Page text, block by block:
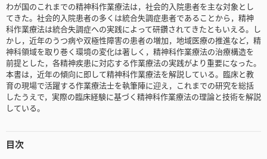
わが国のこれまでの精神科作業療法は，社会的入院患者を主な対象とし
てきた。社会的入院患者の多くは統合失調症患者であることから，精神
科作業療法は統合失調症への実践によって研鑽されてきたともいえる。し
かし，近年のうつ病や双極性障害の患者の増加，地域医療の推進など，精
神科領域を取り巻く環境の変化は著しく，精神科作業療法の治療構造を
前提とした，各精神疾患に対応する作業療法の実践がより重要になった。
本書は，近年の傾向に即して精神科作業療法を解説している。臨床と教
育の現場で活躍する作業療法士を執筆陣に迎え，これまでの研究を総括
したうえで，実際の臨床経験に基づく精神科作業療法の理論と技術を解説
している。
目次